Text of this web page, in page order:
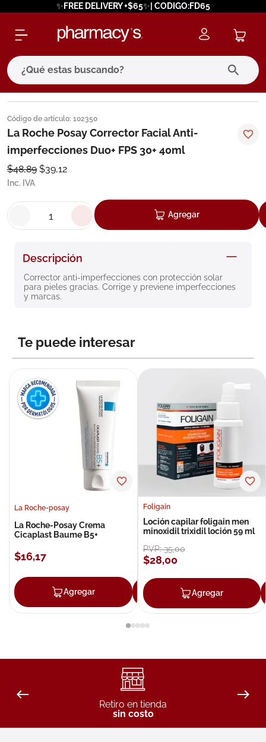
✨FREE DELIVERY +$65✨| CODIGO:FD65
¿Qué estas buscando?
Código de artículo: 102350
La Roche Posay Corrector Facial Anti-
imperfecciones Duo+ FPS 30+ 40ml
$48,89 $39,12
Inc. IVA
Agregar
Descripción
Corrector anti-imperfecciones con protección solar
para pieles gracias. Corrige y previene imperfecciones
y marcas.
Te puede interesar
La Roche-posay
La Roche-Posay Crema
Cicaplast Baume B5+
$16,17
Agregar Agregar
Foligain
Loción capilar foligain men
minoxidil trixidil loción 59 ml
PVP:35,00
$28,00
Agregar
Retiro en tienda
sin costo
términos más buscados
1. eucerin
2. protector solar
3. bioderma
cerave
7. megacistin
8. roche posay
9. isdin